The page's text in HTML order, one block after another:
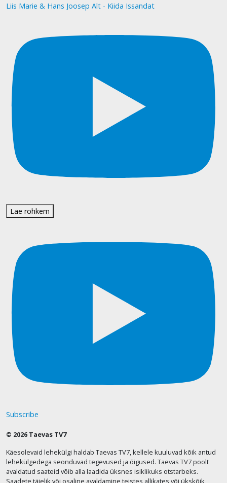
Liis Marie & Hans Joosep Alt - Kiida Issandat
Lae rohkem
Subscribe
© 2026 Taevas TV7
Käesolevaid lehekülgi haldab Taevas TV7, kellele kuuluvad kõik antud
lehekülgedega seonduvad tegevused ja õigused. Taevas TV7 poolt
avaldatud saateid võib alla laadida üksnes isiklikuks otstarbeks.
Saadete täielik või osaline avaldamine teistes allikates või ükskõik